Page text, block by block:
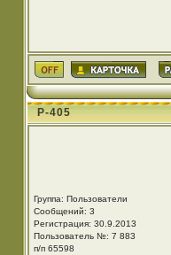
Р-405
Группа: Пользователи
Сообщений: 3
Регистрация: 30.9.2013
Пользователь №: 7 883
п/п 65598